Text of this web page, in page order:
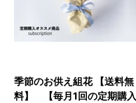
季節のお供え組花 【送料無
料】 【毎月1回の定期購入